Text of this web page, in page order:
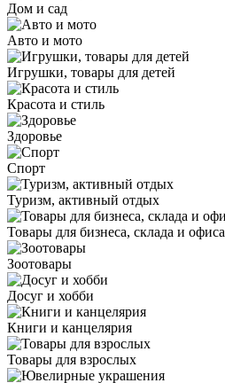
Дом и сад
Авто и мото
Игрушки, товары для детей
Красота и стиль
Здоровье
Спорт
Туризм, активный отдых
Товары для бизнеса, склада и офиса
Зоотовары
Досуг и хобби
Книги и канцелярия
Товары для взрослых